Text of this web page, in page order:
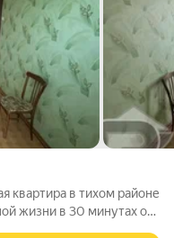
квартира в тихом районе